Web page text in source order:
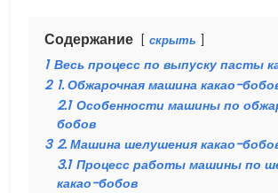
Содержание скрыть
1 Весь процесс по выпуску пасты
2 1. Обжарочная машина какао-
2.1 Особенности машины по
бобов
3 2. Машина шелушения какао-
3.1 Процесс работы машины по
какао-бобов